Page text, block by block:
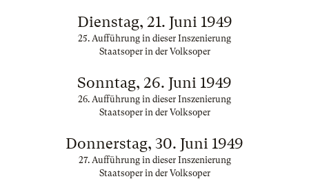
Dienstag, 21. Juni 1949
25. Aufführung in dieser Inszenierung
Staatsoper in der Volksoper
Sonntag, 26. Juni 1949
26. Aufführung in dieser Inszenierung
Staatsoper in der Volksoper
Donnerstag, 30. Juni 1949
27. Aufführung in dieser Inszenierung
Staatsoper in der Volksoper